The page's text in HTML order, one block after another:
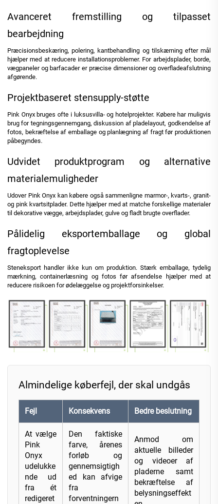
Avanceret fremstilling og tilpasset
bearbejdning
Præcisionsbeskæring, polering, kantbehandling og tilskærning efter mål
hjælper med at reducere installationsproblemer. For arbejdsplader, borde,
vægpaneler og barfacader er præcise dimensioner og overfladeafslutning
afgørende.
Projektbaseret stensupply-støtte
Pink Onyx bruges ofte i luksusvilla- og hotelprojekter. Købere har muligvis
brug for tegningsgennemgang, diskussion af pladelayout, godkendelse af
fotos, bekræftelse af emballage og planlægning af fragt før produktionen
påbegyndes.
Udvidet produktprogram og alternative
materialemuligheder
Udover Pink Onyx kan købere også sammenligne marmor-, kvarts-, granit-
og pink kvartsitplader. Dette hjælper med at matche forskellige materialer
til dekorative vægge, arbejdsplader, gulve og fladt brugte overflader.
Pålidelig eksportemballage og global
fragtoplevelse
Steneksport handler ikke kun om produktion. Stærk emballage, tydelig
mærkning, containerlæsning og fotos før afsendelse hjælper med at
reducere risikoen for ødelæggelse og projektforsinkelser.
Almindelige køberfejl, der skal undgås
Fejl Konsekvens Bedre beslutning
At vælge
Pink
Onyx
udelukke
nde ud
fra ét
redigeret
Den faktiske
farve, årenes
forløb og
gennemsigtigh
ed kan afvige
fra
forventningern
Anmod om
aktuelle billeder
og videoer af
pladerne samt
bekræftelse af
belysningseffekt